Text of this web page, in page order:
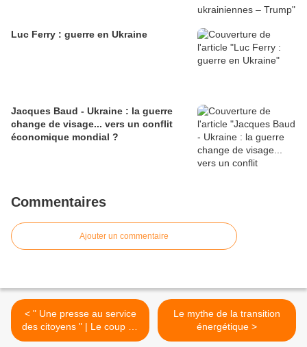
Luc Ferry : guerre en Ukraine
Jacques Baud - Ukraine : la guerre
change de visage... vers un conflit
économique mondial ?
Commentaires
Ajouter un commentaire
< " Une presse au service
des citoyens " | Le coup de
gueule de Laurent Mauduit
Le mythe de la transition
énergétique >